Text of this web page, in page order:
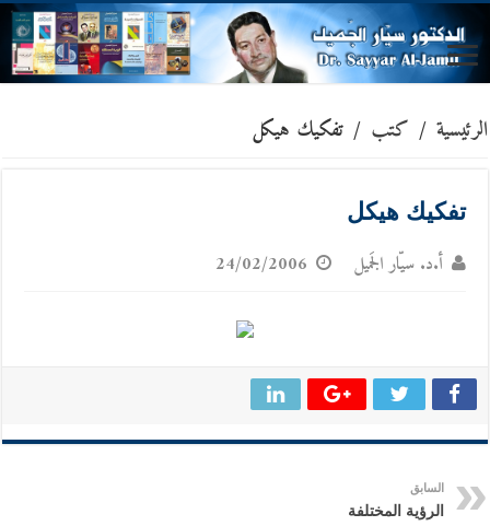
الرئيسية / كتب / تفكيك هيكل
تفكيك هيكل
أ.د. سيّار الجَميل 24/02/2006
السابق
الرؤية المختلفة